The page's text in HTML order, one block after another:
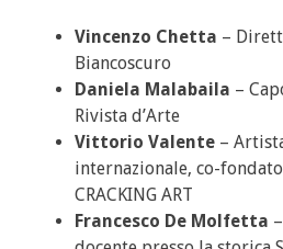
Vincenzo Chetta –
Biancoscuro
Daniela Malabaila –
Rivista d’Arte
Vittorio Valente –
internazionale, co-
CRACKING ART
Francesco De Molfetta